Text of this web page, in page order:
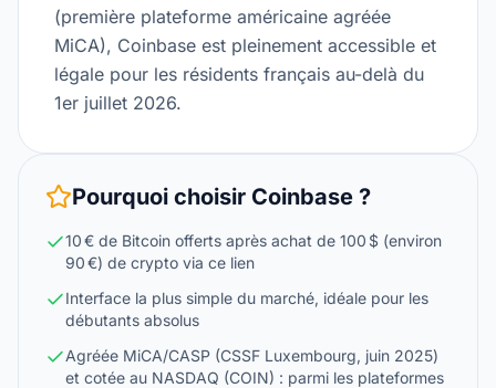
(première plateforme américaine agréée
MiCA), Coinbase est pleinement accessible et
légale pour les résidents français au-delà du
1er juillet 2026.
Pourquoi choisir Coinbase ?
10 € de Bitcoin offerts après achat de 100 $ (environ
90 €) de crypto via ce lien
Interface la plus simple du marché, idéale pour les
débutants absolus
Agréée MiCA/CASP (CSSF Luxembourg, juin 2025)
et cotée au NASDAQ (COIN) : parmi les plateformes